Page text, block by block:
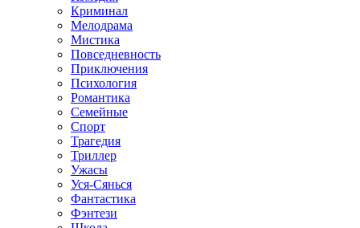
Криминал
Мелодрама
Мистика
Повседневность
Приключения
Психология
Романтика
Семейные
Спорт
Трагедия
Триллер
Ужасы
Уся-Сянься
Фантастика
Фэнтези